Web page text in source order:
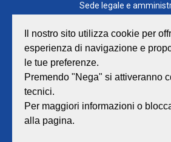
Sede legale e
P.iva/Reg. Imp. Rimini n.
Capitale sociale euro
Centralino
© GEAT Srl| All Rights
Il nostro sito utilizza cookie per
esperienza di navigazione e
le tue preferenze.
Premendo "Nega" si attiveranno
tecnici.
Per maggiori informazioni o
alla pagina.